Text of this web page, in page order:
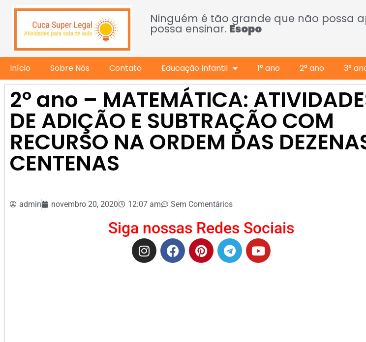
Ninguém é tão grande que não possa
possa ensinar. Esopo
Início Sobre Nós Contato Educação Infantil 1° ano 2° ano 3°
2º ano – MATEMÁTICA:
DE ADIÇÃO E SUBTRAÇÃO COM
RECURSO NA ORDEM DAS
CENTENAS
admin novembro 20, 2020 12:07 am Sem Comentários
Siga nossas Redes Sociais